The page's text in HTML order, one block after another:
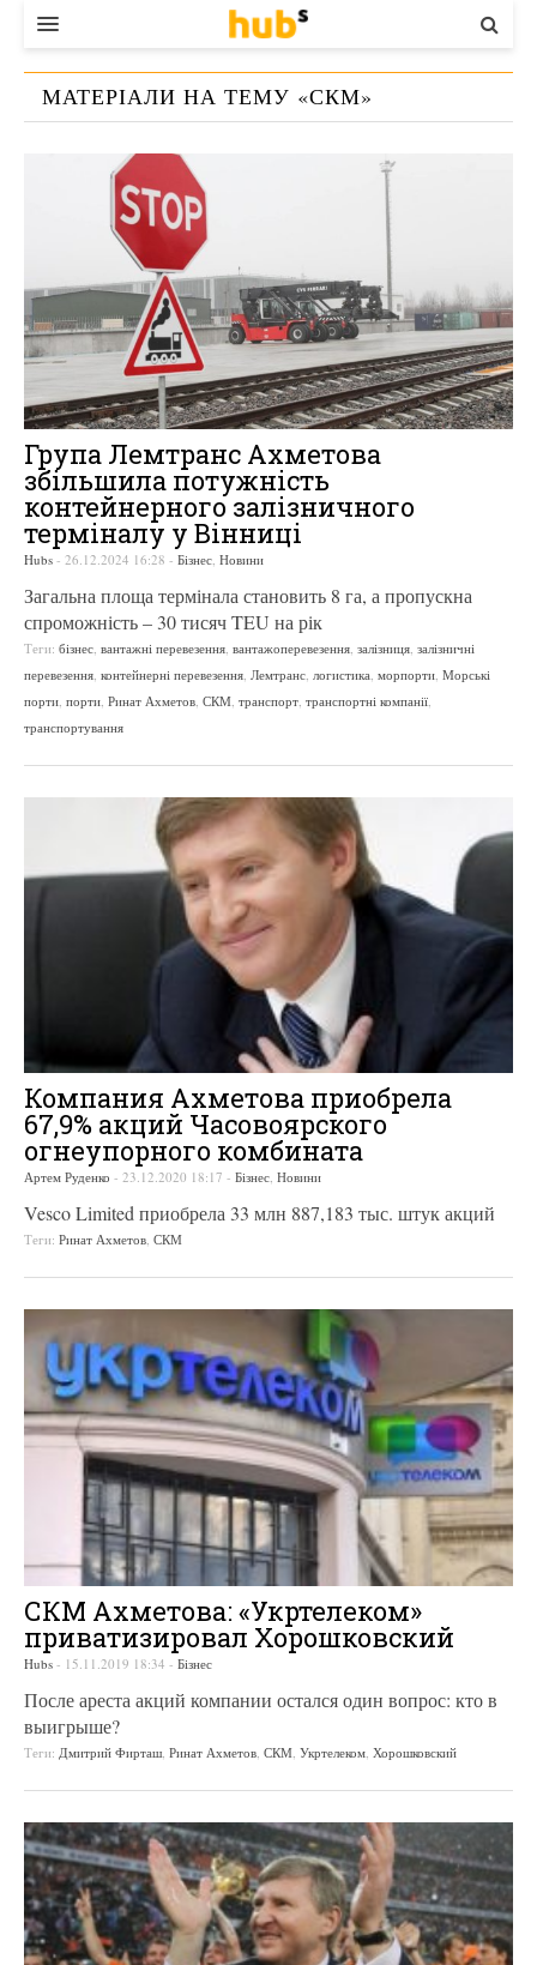
ВЛАДА
ЕКОНОМІКА
БІЗНЕС
СТАРТЕР
КОНТАКТИ
МАТЕРІАЛИ НА ТЕМУ «СКМ»
Група Лемтранс Ахметова
збільшила потужність
контейнерного залізничного
терміналу у Вінниці
Hubs - 26.12.2024 16:28 - Бізнес Новини
Загальна площа термінала становить 8 га, а пропускна
спроможність – 30 тисяч TEU на рік
Теги: бізнес вантажні перевезення вантажоперевезення залізниця залізничні
перевезення контейнерні перевезення Лемтранс логистика морпорти Морські
порти порти Ринат Ахметов СКМ транспорт транспортні компанії
транспортування
Компания Ахметова приобрела
67,9% акций Часовоярского
огнеупорного комбината
Артем Руденко - 23.12.2020 18:17 - Бізнес, Новини
Vesco Limited приобрела 33 млн 887,183 тыс. штук акций
Теги: Ринат Ахметов, СКМ
СКМ Ахметова: «Укртелеком»
приватизировал Хорошковский
Hubs - 15.11.2019 18:34 - Бізнес
После ареста акций компании остался один вопрос: кто в
выигрыше?
Теги: Дмитрий Фирташ Ринат Ахметов СКМ Укртелеком Хорошковский